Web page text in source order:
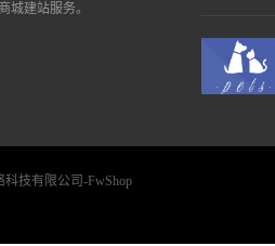
城建站服务。
科技有限公司-FwShop